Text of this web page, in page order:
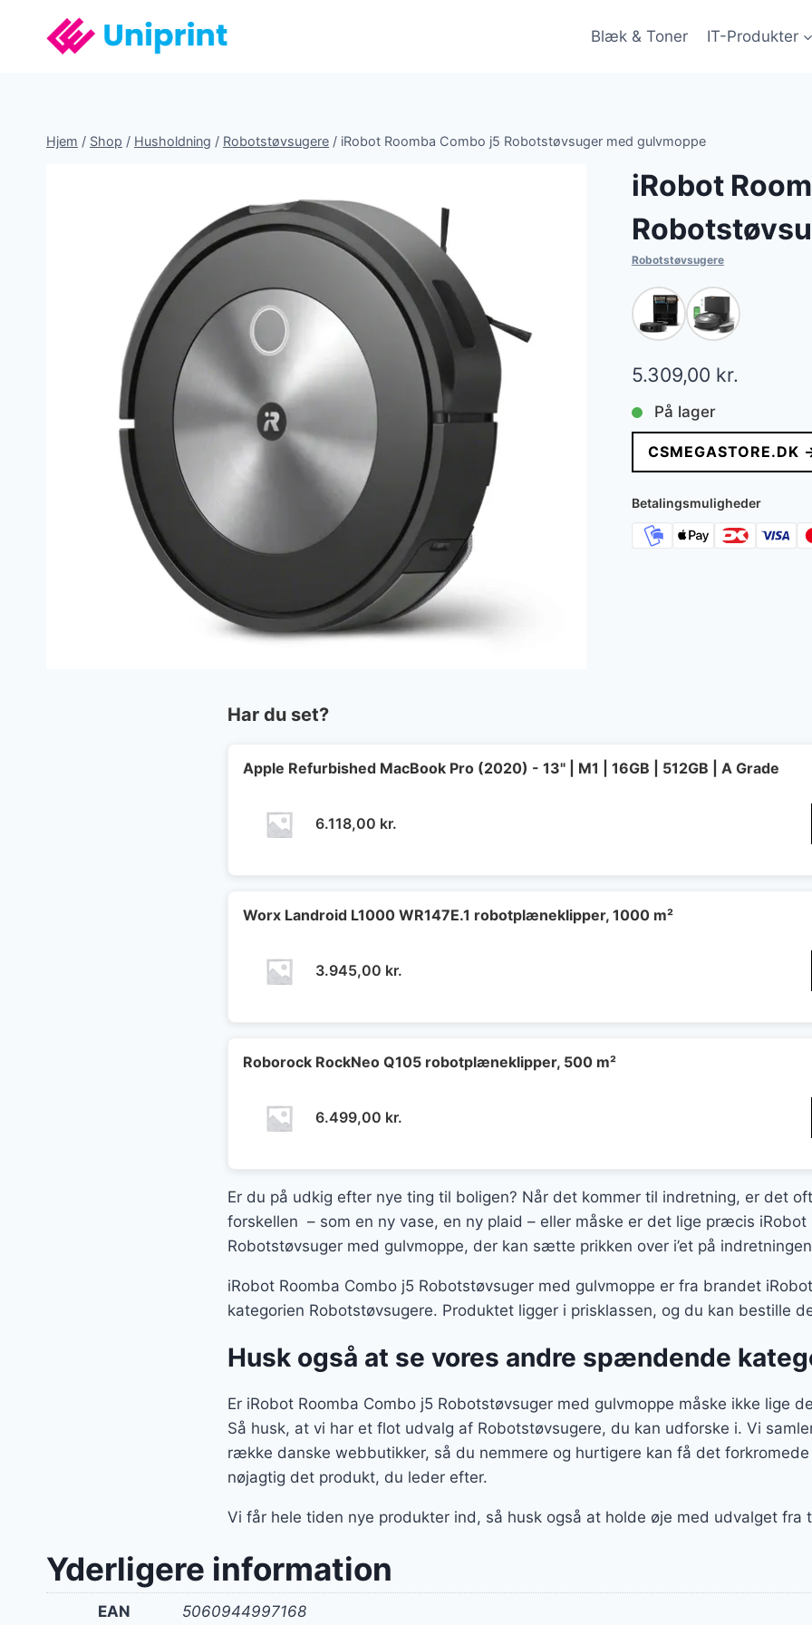
Blæk & Toner IT-Produkter
Hjem / Shop / Husholdning / Robotstøvsugere / iRobot Roomba Combo j5 Robotstøvsuger med gulvmoppe
iRobot
Robotstøvsugere
5.309,00 kr.
På lager
CSMEGASTORE.DK
Betalingsmuligheder
Har du set?
Apple Refurbished MacBook Pro (2020) - 13" | M1 | 16GB | 512GB | A Grade
6.118,00 kr.
Worx Landroid L1000 WR147E.1 robotplæneklipper, 1000 m²
3.945,00 kr.
Roborock RockNeo Q105 robotplæneklipper, 500 m²
6.499,00 kr.
Er du på udkig efter nye ting til boligen? Når det kommer til indretning, er det
forskellen – som en ny vase, en ny plaid – eller måske er det lige præcis iRobot
Robotstøvsuger med gulvmoppe, der kan sætte prikken over i’et på
iRobot Roomba Combo j5 Robotstøvsuger med gulvmoppe er fra brandet
kategorien Robotstøvsugere. Produktet ligger i prisklassen, og du kan bestille
Husk også at se vores andre spændende
Er iRobot Roomba Combo j5 Robotstøvsuger med gulvmoppe måske ikke lige
Så husk, at vi har et flot udvalg af Robotstøvsugere, du kan udforske i. Vi
række danske webbutikker, så du nemmere og hurtigere kan få det
nøjagtig det produkt, du leder efter.
Vi får hele tiden nye produkter ind, så husk også at holde øje med udvalget fra
Yderligere information
EAN 5060944997168